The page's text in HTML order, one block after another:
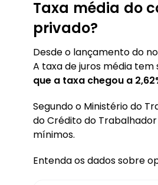
Taxa média do
privado?
Desde o lançamento do
A taxa de juros média tem
que a taxa chegou a
Segundo o Ministério do
do Crédito do
mínimos.
Entenda os dados sobre